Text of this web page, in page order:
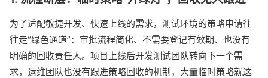
为了适配敏捷开发、快速上线的需求，测试环境的策略申请往
往走“绿色通道”：审批流程简化、不需要登记有效期、也没有
明确的回收责任人。项目上线后开发测试团队转向下一个需
求，运维团队也没有跟进策略回收的机制，大量临时策略就这